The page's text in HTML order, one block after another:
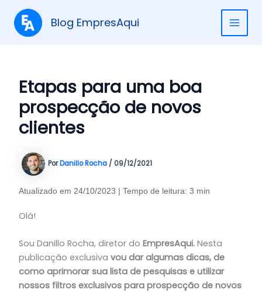
para
Blog EmpresAqui
Etapas para uma boa
prospecção de novos
clientes
PorDanillo Rocha / 09/12/2021
Atualizado em 24/10/2023 | Tempo de leitura: 3 min
Olá!
Sou Danillo Rocha, diretor do EmpresAqui. Nesta
publicação exclusiva vou dar algumas dicas, de
como aprimorar sua lista de pesquisas e utilizar
nossos filtros exclusivos para prospecção de novos